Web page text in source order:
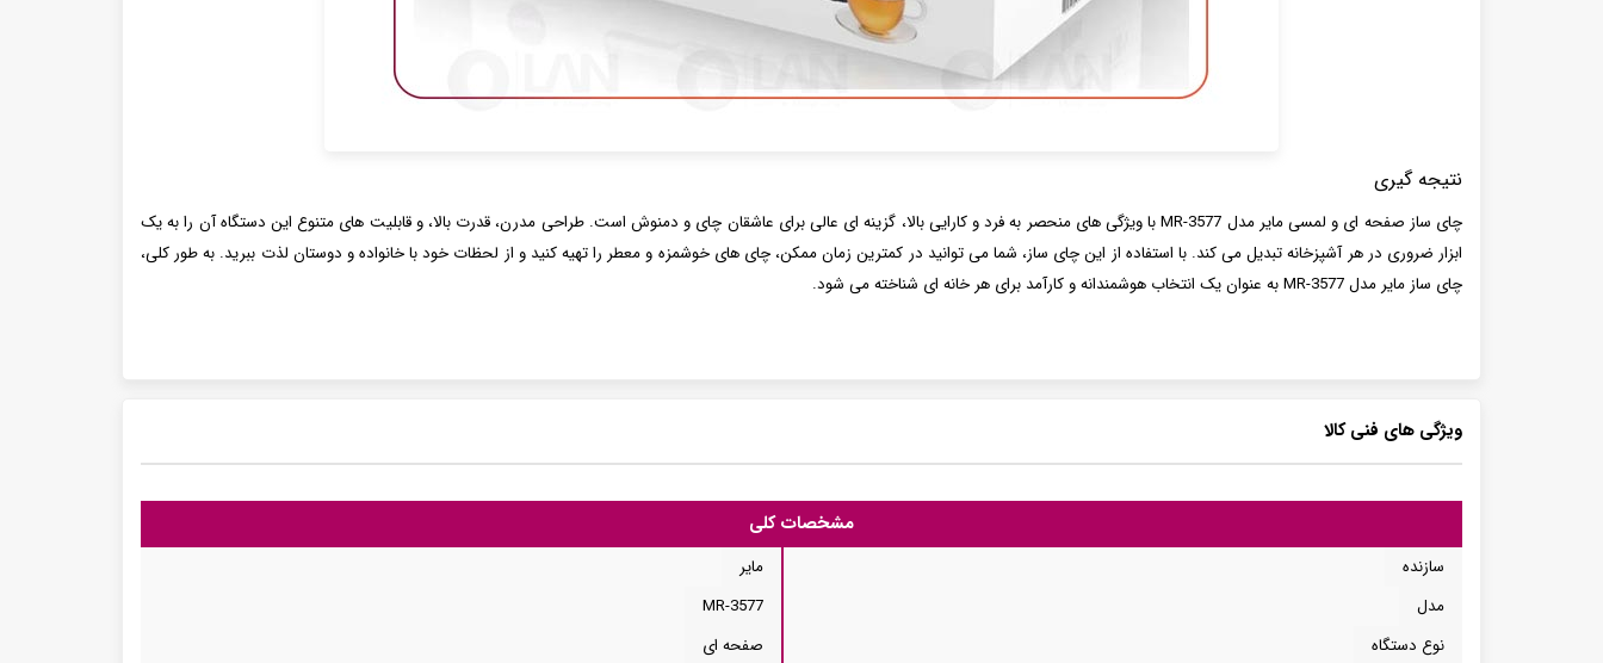
نتیجه گیری
چای ساز صفحه ای و لمسی مایر مدل MR-3577 با ویژگی های منحصر به فرد و کارایی بالا، گزینه ای عالی برای عاشقان چای و دمنوش است. طراحی مدرن، قدرت بالا، و قابلیت های متنوع این دستگاه آن را به یک
ابزار ضروری در هر آشپزخانه تبدیل می کند. با استفاده از این چای ساز، شما می توانید در کمترین زمان ممکن، چای های خوشمزه و معطر را تهیه کنید و از لحظات خود با خانواده و دوستان لذت ببرید. به طور کلی،
چای ساز مایر مدل MR-3577 به عنوان یک انتخاب هوشمندانه و کارآمد برای هر خانه ای شناخته می شود.
ویژگی های فنی کالا
مشخصات کلی
سازنده
مایر
مدل
MR-3577
نوع دستگاه
صفحه ای